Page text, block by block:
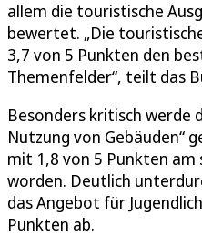
allem die touristische
bewertet. „Die
3,7 von 5 Punkten den
Themenfelder“, teilt das
Besonders kritisch werde
Nutzung von Gebäuden“
mit 1,8 von 5 Punkten
worden. Deutlich
das Angebot für
Punkten ab.